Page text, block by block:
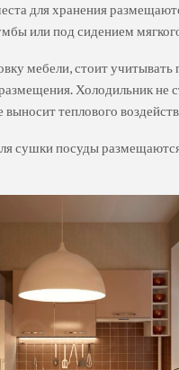
для хранения
или под сидением
мебели, стоит учитывать
Холодильник не
выносит теплового
сушки посуды